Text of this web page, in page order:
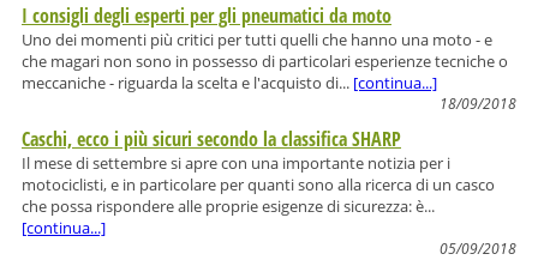
I consigli degli esperti per gli pneumatici da moto
Uno dei momenti più critici per tutti quelli che hanno una moto - e
che magari non sono in possesso di particolari esperienze tecniche o
meccaniche - riguarda la scelta e l'acquisto di... [continua...]
18/09/2018
Caschi, ecco i più sicuri secondo la classifica SHARP
Il mese di settembre si apre con una importante notizia per i
motociclisti, e in particolare per quanti sono alla ricerca di un casco
che possa rispondere alle proprie esigenze di sicurezza: è...
[continua...]
05/09/2018